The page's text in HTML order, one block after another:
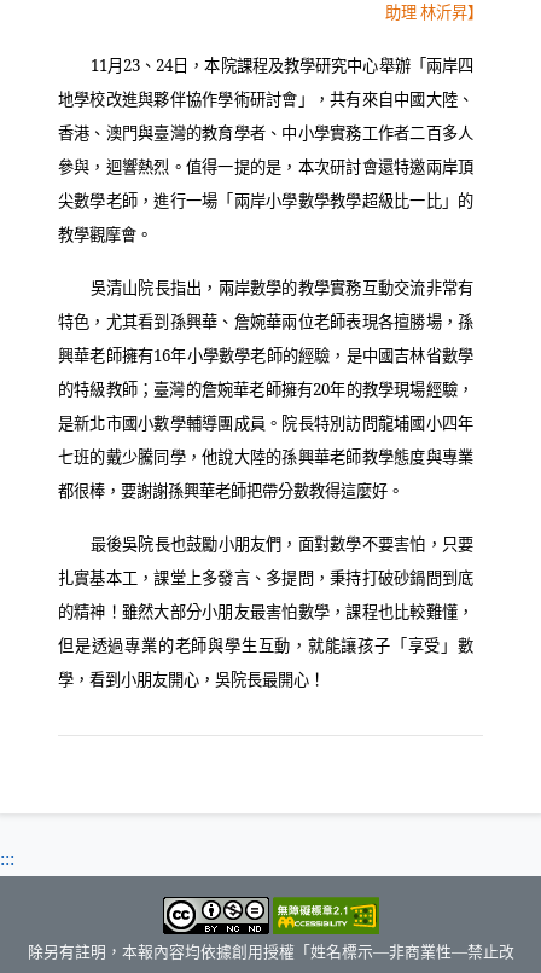
助理 林沂昇】
11月23、24日，本院課程及教學研究中心舉辦「兩岸四
地學校改進與夥伴協作學術研討會」，共有來自中國大陸、
香港、澳門與臺灣的教育學者、中小學實務工作者二百多人
參與，迴響熱烈。值得一提的是，本次研討會還特邀兩岸頂
尖數學老師，進行一場「兩岸小學數學教學超級比一比」的
教學觀摩會。
吳清山院長指出，兩岸數學的教學實務互動交流非常有
特色，尤其看到孫興華、詹婉華兩位老師表現各擅勝場，孫
興華老師擁有16年小學數學老師的經驗，是中國吉林省數學
的特級教師；臺灣的詹婉華老師擁有20年的教學現場經驗，
是新北市國小數學輔導團成員。院長特別訪問龍埔國小四年
七班的戴少騰同學，他說大陸的孫興華老師教學態度與專業
都很棒，要謝謝孫興華老師把帶分數教得這麼好。
最後吳院長也鼓勵小朋友們，面對數學不要害怕，只要
扎實基本工，課堂上多發言、多提問，秉持打破砂鍋問到底
的精神！雖然大部分小朋友最害怕數學，課程也比較難懂，
但是透過專業的老師與學生互動，就能讓孩子「享受」數
學，看到小朋友開心，吳院長最開心！
:::
除另有註明，本報內容均依據創用授權「姓名標示—非商業性—禁止改